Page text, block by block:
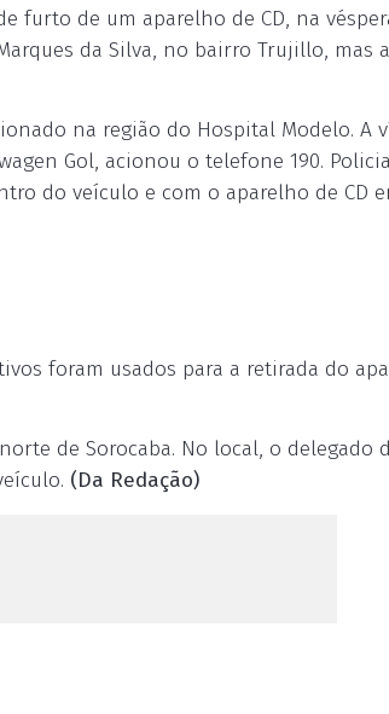
furto de um aparelho de CD, na
da Silva, no bairro Trujillo, mas
na região do Hospital Modelo. A
Gol, acionou o telefone 190.
do veículo e com o aparelho de CD
foram usados para a retirada do
de Sorocaba. No local, o delegado
(Da Redação)